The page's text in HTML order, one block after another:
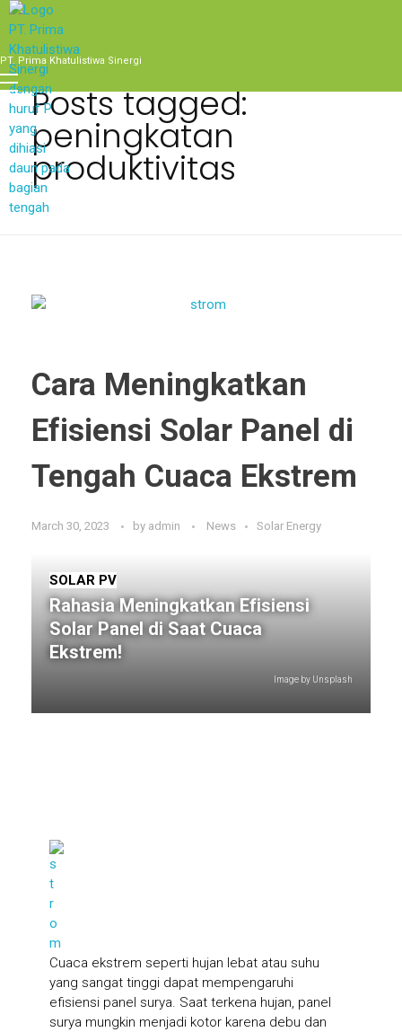
PT. Prima Khatulistiwa Sinergi
Home
Posts tagged:
peningkatan
produktivitas
Cara Meningkatkan
Efisiensi Solar Panel di
Tengah Cuaca Ekstrem
March 30, 2023 by admin News Solar Energy
SOLAR PV
Rahasia Meningkatkan Efisiensi
Solar Panel di Saat Cuaca
Ekstrem!
Image by Unsplash
Cuaca ekstrem seperti hujan lebat atau suhu
yang sangat tinggi dapat mempengaruhi
efisiensi panel surya. Saat terkena hujan, panel
surya mungkin menjadi kotor karena debu dan